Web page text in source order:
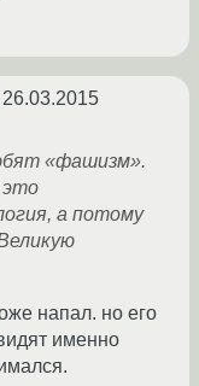
26.03.2015
«фашизм».
а потому
напал. но его
именно